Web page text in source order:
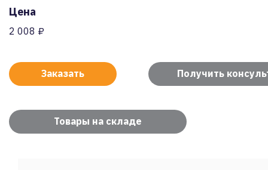
Цена
2 008 ₽
Заказать Получить
Товары на складе